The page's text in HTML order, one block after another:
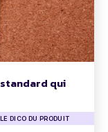
qui
LE DICO DU PRODUIT